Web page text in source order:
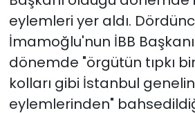
eylemleri yer aldı.
İmamoğlu'nun İBB
dönemde "örgütün tıpkı
kolları gibi İstanbul
eylemlerinden"